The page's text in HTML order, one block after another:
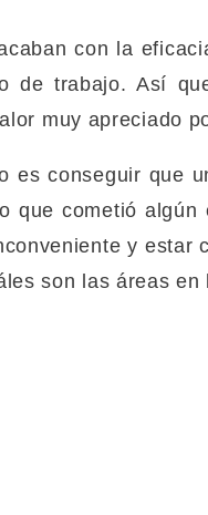
con la
de trabajo. Así
muy apreciado
es conseguir que
que cometió
y estar
son las áreas